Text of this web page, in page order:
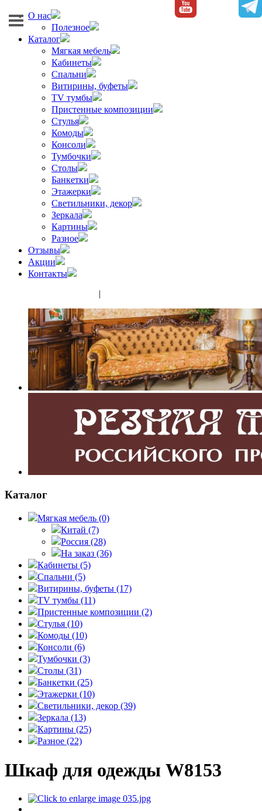
О нас
Полезное
Каталог
Мягкая мебель
Кабинеты
Спальни
Витирины, буфеты
TV тумбы
Пристенные композиции
Стулья
Комоды
Консоли
Тумбочки
Столы
Банкетки
Этажерки
Светильники, декор
Зеркала
Картины
Разное
Отзывы
Акции
Контакты
|
Каталог
Мягкая мебель (0)
Китай (7)
Россия (28)
На заказ (36)
Кабинеты (5)
Спальни (5)
Витирины, буфеты (17)
TV тумбы (11)
Пристенные композиции (2)
Стулья (10)
Комоды (10)
Консоли (6)
Тумбочки (3)
Столы (31)
Банкетки (25)
Этажерки (10)
Светильники, декор (39)
Зеркала (13)
Картины (25)
Разное (22)
Шкаф для одежды W8153